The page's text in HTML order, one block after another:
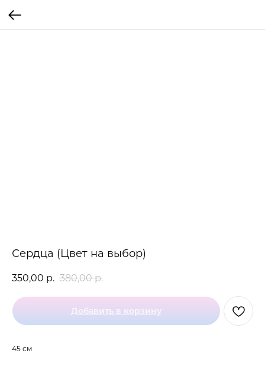
Сердца (Цвет на выбор)
350,00 р. 380,00 р.
Добавить в корзину
45 см